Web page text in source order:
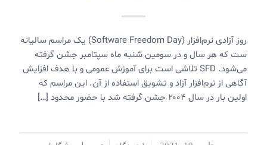
روز آزادی نرم‌افزار (Software Freedom Day) یک مراسم سالیانه
ست که هر سال و در سومین شنبه ماه سپتامبر جشن گرفته
می‌شود. SFD تلاشی است برای آموزش عمومی و با هدف افزایش
آگاهی از نرم‌افزار آزاد و تشویق استفاده از آن. این مراسم که
اولین بار در سال ۲۰۰۴ جشن گرفته شد با حضور محدود […]